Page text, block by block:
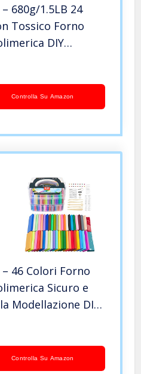
680g/1.5LB 24
Tossico Forno
DIY
Set con
Controlla Su Amazon
46 Colori Forno
Sicuro e
Modellazione DIY
Set Argilla
Controlla Su Amazon